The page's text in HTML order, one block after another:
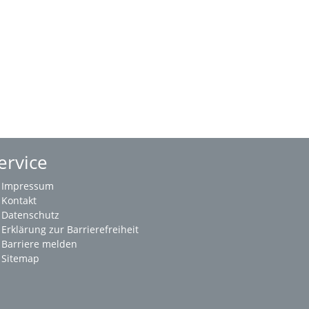
Impressum
Kontakt
Datenschutz
Erklärung zur Barrierefreiheit
Barriere melden
Sitemap